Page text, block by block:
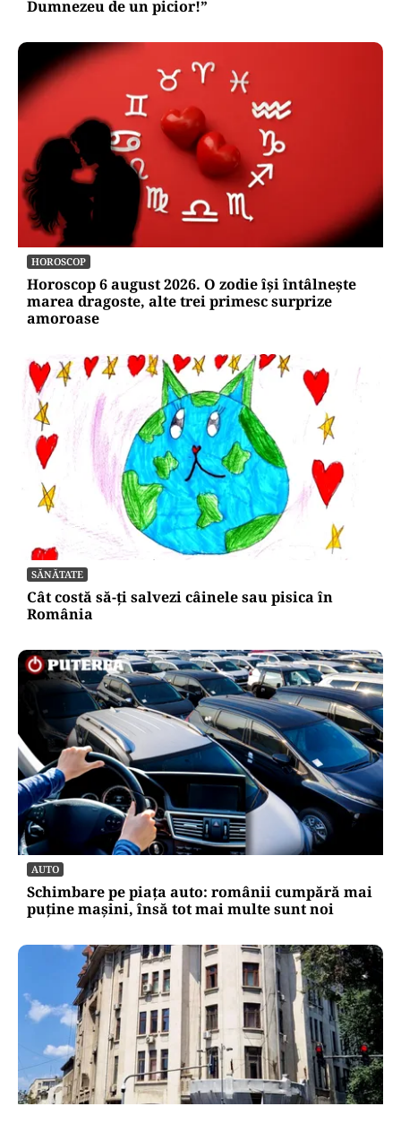
Dumnezeu de un picior!”
HOROSCOP
Horoscop 6 august 2026. O zodie își întâlnește
marea dragoste, alte trei primesc surprize
amoroase
SĂNĂTATE
Cât costă să-ți salvezi câinele sau pisica în
România
AUTO
Schimbare pe piața auto: românii cumpără mai
puține mașini, însă tot mai multe sunt noi